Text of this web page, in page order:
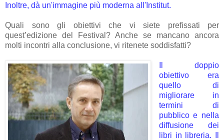
Inoltre, dà un'immagine più moderna all'Institut.
Quali sono gli obiettivi che vi siete prefissati per
quest’edizione del Festival? Anche se mancano ancora
molti incontri alla conclusione, vi ritenete soddisfatti?
Il doppio
obiettivo era
quello di
migliorare in
termini di
pubblico e nella
diffusione dei
libri in libreria. Il